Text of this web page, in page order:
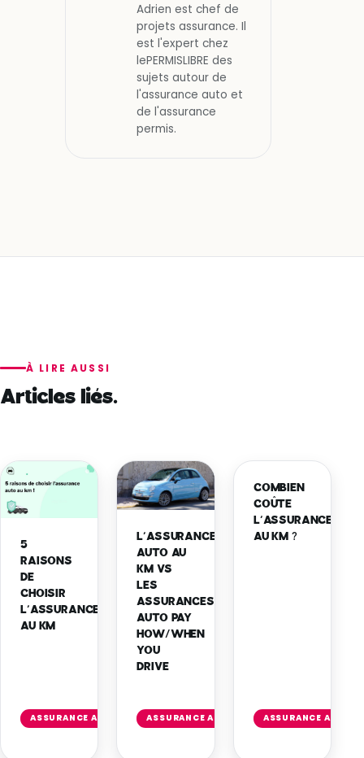
Adrien est chef de
projets assurance. Il
est l'expert chez
lePERMISLIBRE des
sujets autour de
l'assurance auto et
de l'assurance
permis.
À LIRE AUSSI
Articles liés.
5
RAISONS
DE
CHOISIR
L’ASSURANCE
AU KM
ASSURANCE AUTO
l'article
L’ASSURANCE
AUTO AU
KM VS
LES
ASSURANCES
AUTO PAY
HOW/WHEN
YOU
DRIVE
ASSURANCE AUTO
l'article
COMBIEN
COÛTE
L’ASSURANCE
AU KM ?
ASSURANCE AUTO